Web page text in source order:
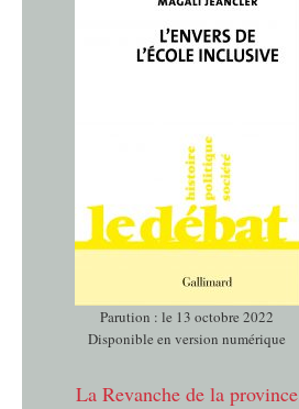
Parution : le 13 octobre 2022
Disponible en version numérique
La Revanche de la province